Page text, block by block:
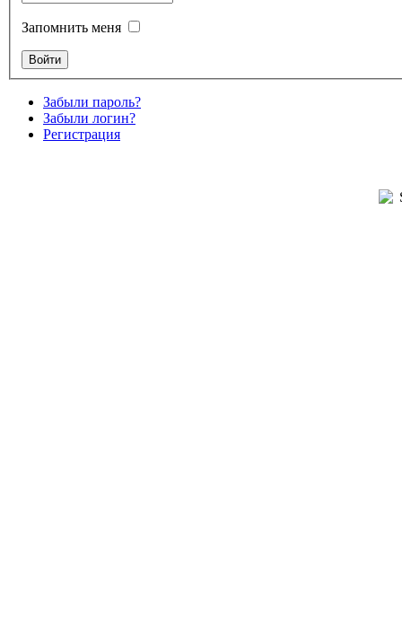
Запомнить меня
Забыли пароль?
Забыли логин?
Регистрация